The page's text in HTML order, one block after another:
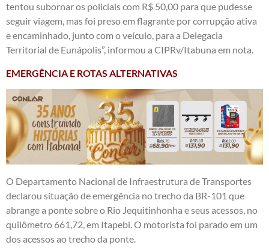
tentou subornar os policiais com R$ 50,00 para que pudesse
seguir viagem, mas foi preso em flagrante por corrupção ativa
e encaminhado, junto com o veículo, para a Delegacia
Territorial de Eunápolis”, informou a CIPRv/Itabuna em nota.
EMERGÊNCIA E ROTAS ALTERNATIVAS
O Departamento Nacional de Infraestrutura de Transportes
declarou situação de emergência no trecho da BR-101 que
abrange a ponte sobre o Rio Jequitinhonha e seus acessos, no
quilômetro 661,72, em Itapebi. O motorista foi parado em um
dos acessos ao trecho da ponte.